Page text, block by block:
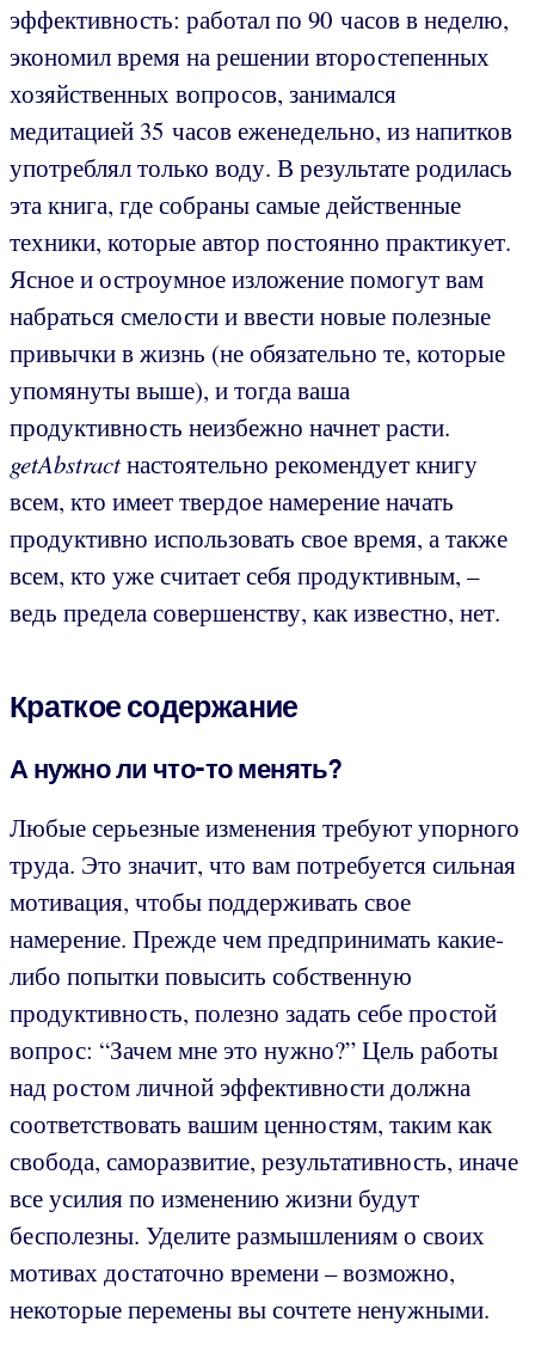
эффективность: работал по 90 часов в неделю,
экономил время на решении второстепенных
хозяйственных вопросов, занимался
медитацией 35 часов еженедельно, из напитков
употреблял только воду. В результате родилась
эта книга, где собраны самые действенные
техники, которые автор постоянно практикует.
Ясное и остроумное изложение помогут вам
набраться смелости и ввести новые полезные
привычки в жизнь (не обязательно те, которые
упомянуты выше), и тогда ваша
продуктивность неизбежно начнет расти.
getAbstractнастоятельно рекомендует книгу
всем, кто имеет твердое намерение начать
продуктивно использовать свое время, а также
всем, кто уже считает себя продуктивным, –
ведь предела совершенству, как известно, нет.
Краткое содержание
А нужно ли что-то менять?
Любые серьезные изменения требуют упорного
труда. Это значит, что вам потребуется сильная
мотивация, чтобы поддерживать свое
намерение. Прежде чем предпринимать какие-
либо попытки повысить собственную
продуктивность, полезно задать себе простой
вопрос: “Зачем мне это нужно?” Цель работы
над ростом личной эффективности должна
соответствовать вашим ценностям, таким как
свобода, саморазвитие, результативность, иначе
все усилия по изменению жизни будут
бесполезны. Уделите размышлениям о своих
мотивах достаточно времени – возможно,
некоторые перемены вы сочтете ненужными.